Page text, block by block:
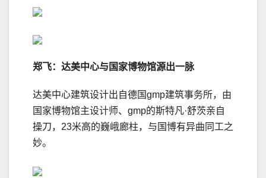
郑飞：达美中心与国家博物馆源出一脉
达美中心建筑设计出自德国gmp建筑事务所，由
国家博物馆主设计师、gmp的斯特凡·舒茨亲自
操刀，23米高的巍峨廊柱，与国博有异曲同工之
妙。